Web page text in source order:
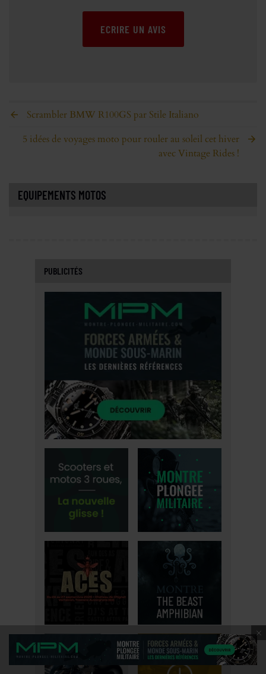
ECRIRE UN AVIS
Scrambler BMW R100GS par Stile Italiano
5 idées de voyages moto pour rouler au soleil cet hiver
avec Vintage Rides !
EQUIPEMENTS MOTOS
PUBLICITÉS